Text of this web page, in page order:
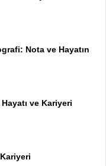
Nota ve Hayatın
ve Kariyeri